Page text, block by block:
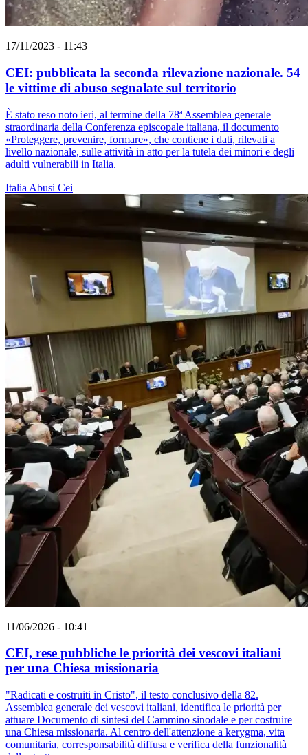
17/11/2023 - 11:43
CEI: pubblicata la seconda rilevazione nazionale. 54
le vittime di abuso segnalate sul territorio
È stato reso noto ieri, al termine della 78ª Assemblea generale
straordinaria della Conferenza episcopale italiana, il documento
«Proteggere, prevenire, formare», che contiene i dati, rilevati a
livello nazionale, sulle attività in atto per la tutela dei minori e degli
adulti vulnerabili in Italia.
Italia Abusi Cei
11/06/2026 - 10:41
CEI, rese pubbliche le priorità dei vescovi italiani
per una Chiesa missionaria
"Radicati e costruiti in Cristo", il testo conclusivo della 82.
Assemblea generale dei vescovi italiani, identifica le priorità per
attuare Documento di sintesi del Cammino sinodale e per costruire
una Chiesa missionaria. Al centro dell'attenzione a kerygma, vita
comunitaria, corresponsabilità diffusa e verifica della funzionalità